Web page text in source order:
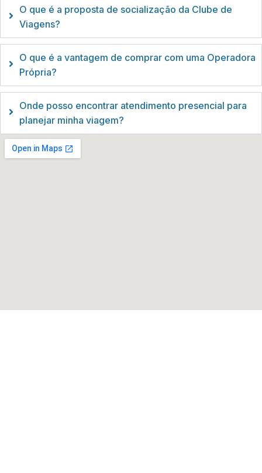
O que é a proposta de socialização da Clube de
Viagens?
O que é a vantagem de comprar com uma Operadora
Própria?
Onde posso encontrar atendimento presencial para
planejar minha viagem?